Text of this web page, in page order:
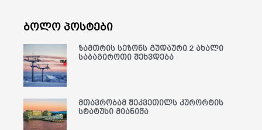
ბოლო პოსტები
ზამთრის სეზონს გუდაური 2 ახალი
საბაგიროთი შეხვდება
მთავრობამ შეკვეთილს კურორტის
სტატუსი მიანიჭა